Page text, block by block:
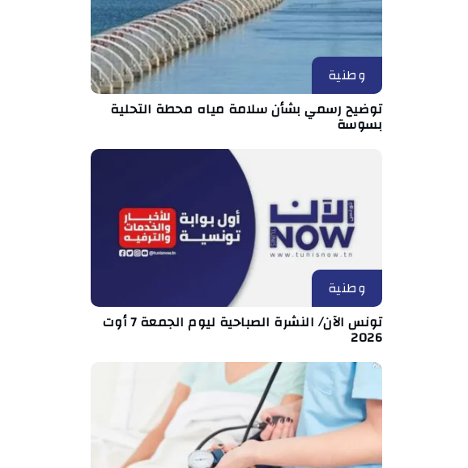
وطنية
توضيح رسمي بشأن سلامة مياه محطة التحلية
بسوسة
وطنية
تونس الآن/ النشرة الصباحية ليوم الجمعة 7 أوت
2026